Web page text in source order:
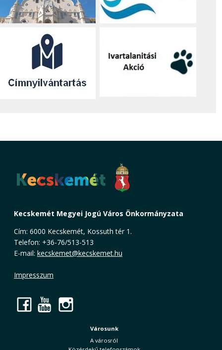
Kecskemét Megyei Jogú Város Önkormányzata
Cím: 6000 Kecskemét, Kossuth tér 1.
Telefon: +36-76/513-513
E-mail: kecskemet@kecskemet.hu
Impresszum
Facebook
YouTube
Városunk
A városról